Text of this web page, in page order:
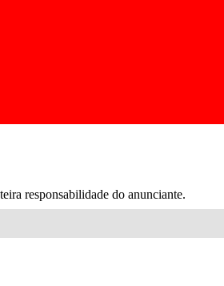
responsabilidade do anunciante.